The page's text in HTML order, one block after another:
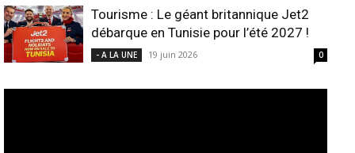
Tourisme : Le géant britannique Jet2
débarque en Tunisie pour l’été 2027 !
- A LA UNE 19 juin 2026 0